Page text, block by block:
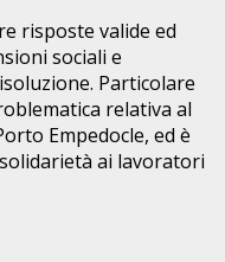
risposte valide ed
sociali e
Particolare
relativa al
Empedocle, ed è
ai lavoratori